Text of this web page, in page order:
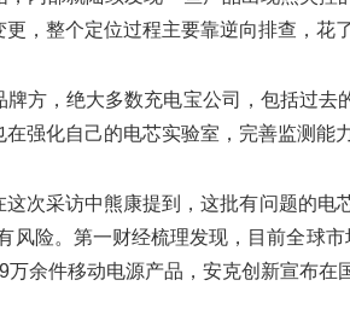
，整个定位过程主要靠逆向排查，花
牌方，绝大多数充电宝公司，包括过
强化自己的电芯实验室，完善监测能力
这次采访中熊康提到，这批有问题的电
风险。第一财经梳理发现，目前全球
万余件移动电源产品，安克创新宣布在